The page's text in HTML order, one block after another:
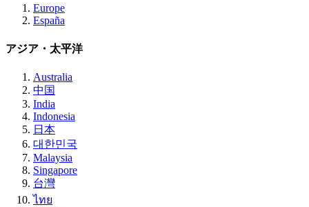
Europe
España
アジア・太平洋
Australia
中国
India
Indonesia
日本
대한민국
Malaysia
Singapore
台灣
ไทย